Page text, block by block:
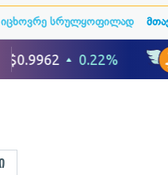
იცხოვრე სრულყოფილად